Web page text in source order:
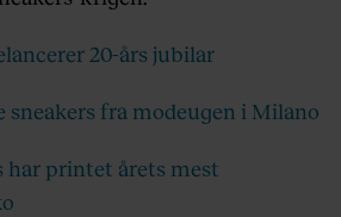
20-års jubilar
sneakers fra modeugen i Milano
har printet årets mest